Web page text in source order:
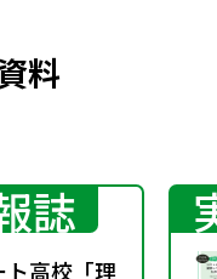
料
誌
ト高校「理